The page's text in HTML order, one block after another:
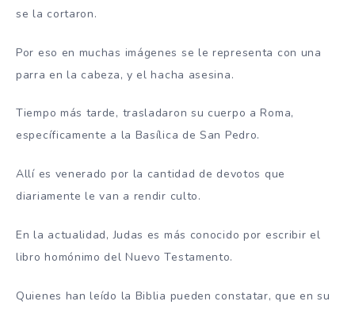
se la cortaron.
Por eso en muchas imágenes se le representa con una
parra en la cabeza, y el hacha asesina.
Tiempo más tarde, trasladaron su cuerpo a Roma,
específicamente a la Basílica de San Pedro.
Allí es venerado por la cantidad de devotos que
diariamente le van a rendir culto.
En la actualidad, Judas es más conocido por escribir el
libro homónimo del Nuevo Testamento.
Quienes han leído la Biblia pueden constatar, que en su